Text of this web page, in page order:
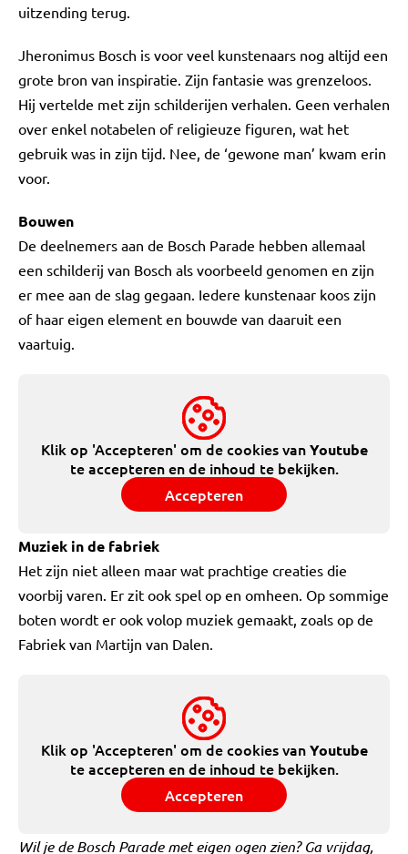
uitzending terug.
Jheronimus Bosch is voor veel kunstenaars nog altijd een
grote bron van inspiratie. Zijn fantasie was grenzeloos.
Hij vertelde met zijn schilderijen verhalen. Geen verhalen
over enkel notabelen of religieuze figuren, wat het
gebruik was in zijn tijd. Nee, de ‘gewone man’ kwam erin
voor.
Bouwen
De deelnemers aan de Bosch Parade hebben allemaal
een schilderij van Bosch als voorbeeld genomen en zijn
er mee aan de slag gegaan. Iedere kunstenaar koos zijn
of haar eigen element en bouwde van daaruit een
vaartuig.
Klik op 'Accepteren' om de cookies vanYoutube
te accepteren en de inhoud te bekijken.
Accepteren
Muziek in de fabriek
Het zijn niet alleen maar wat prachtige creaties die
voorbij varen. Er zit ook spel op en omheen. Op sommige
boten wordt er ook volop muziek gemaakt, zoals op de
Fabriek van Martijn van Dalen.
Klik op 'Accepteren' om de cookies vanYoutube
te accepteren en de inhoud te bekijken.
Accepteren
Wil je de Bosch Parade met eigen ogen zien? Ga vrijdag,